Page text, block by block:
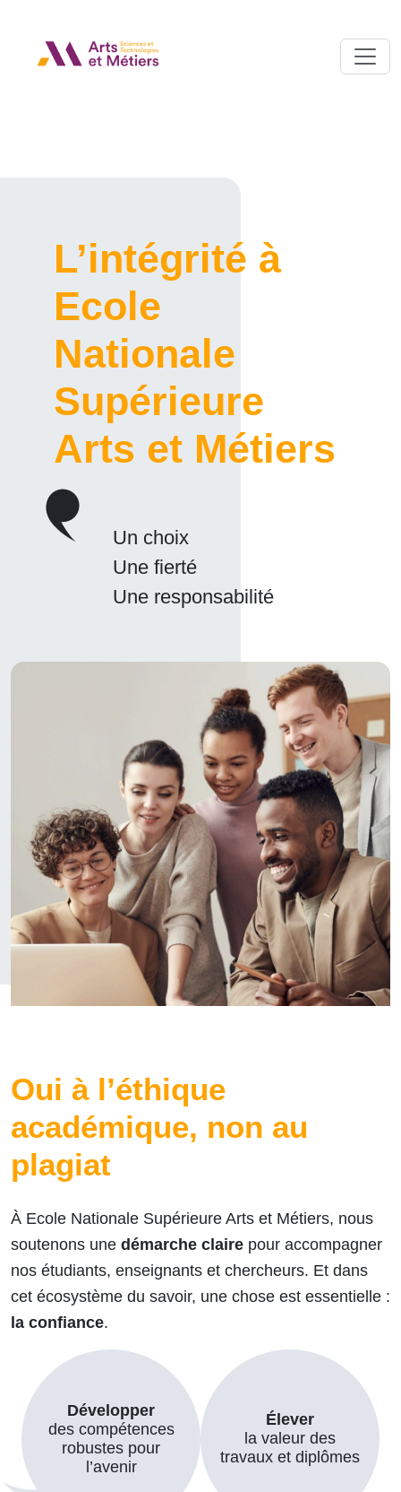
L’intégrité à
Ecole
Nationale
Supérieure
Arts et Métiers
Un choix
Une fierté
Une responsabilité
Oui à l’éthique
académique, non au
plagiat
À Ecole Nationale Supérieure Arts et Métiers, nous
soutenons une démarche claire pour accompagner
nos étudiants, enseignants et chercheurs. Et dans
cet écosystème du savoir, une chose est essentielle :
la confiance.
Développer
des compétences
robustes pour
l’avenir
Élever
la valeur des
travaux et diplômes